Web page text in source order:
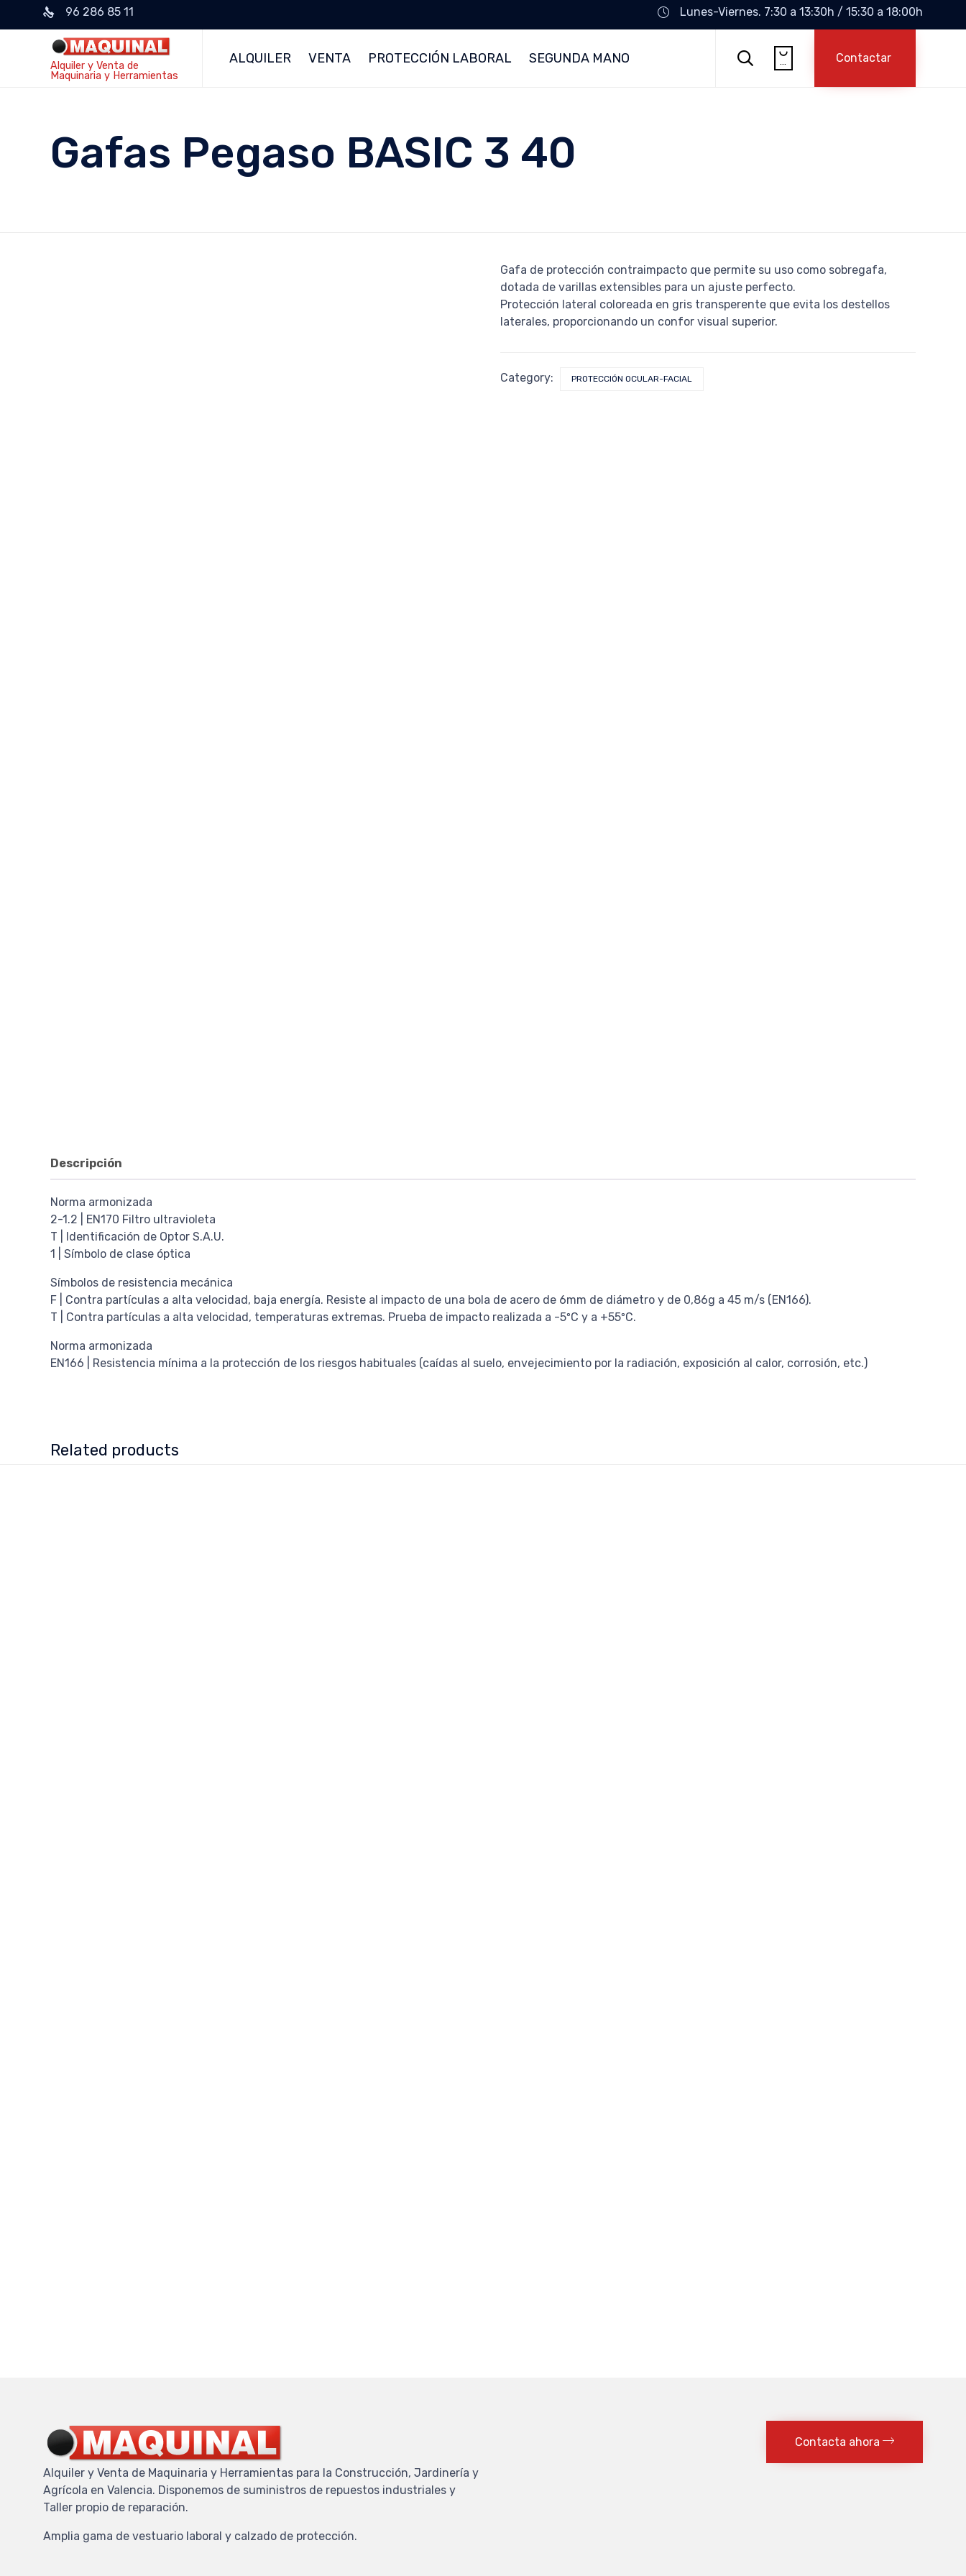
96 286 85 11 Lunes-Viernes. 7:30 a 13:30h / 15:30 a 18:00h
Alquiler y Venta de
Maquinaria y Herramientas
ALQUILER VENTA PROTECCIÓN LABORAL SEGUNDA MANO  
... Contactar
Gafas Pegaso BASIC 3 40
Gafa de protección contraimpacto que permite su uso como sobregafa,
dotada de varillas extensibles para un ajuste perfecto.
Protección lateral coloreada en gris transperente que evita los destellos
laterales, proporcionando un confor visual superior.
Category: PROTECCIÓN OCULAR-FACIAL
Descripción
Norma armonizada
2-1.2 | EN170 Filtro ultravioleta
T | Identificación de Optor S.A.U.
1 | Símbolo de clase óptica
Símbolos de resistencia mecánica
F | Contra partículas a alta velocidad, baja energía. Resiste al impacto de una bola de acero de 6mm de diámetro y de 0,86g a 45 m/s (EN166).
T | Contra partículas a alta velocidad, temperaturas extremas. Prueba de impacto realizada a -5ºC y a +55ºC.
Norma armonizada
EN166 | Resistencia mínima a la protección de los riesgos habituales (caídas al suelo, envejecimiento por la radiación, exposición al calor, corrosión, etc.)
Related products
Alquiler y Venta de Maquinaria y Herramientas para la Construcción, Jardinería y
Agrícola en Valencia. Disponemos de suministros de repuestos industriales y
Taller propio de reparación.
Amplia gama de vestuario laboral y calzado de protección.
Contacta ahora